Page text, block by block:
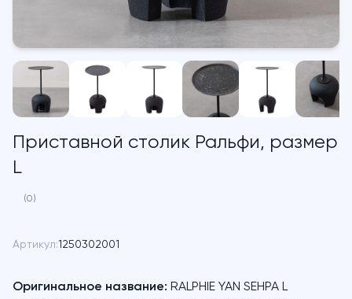
Приставной столик Ральфи, размер
L
(0)
Артикул:1250302001
Оригинальное название: RALPHIE YAN SEHPA L